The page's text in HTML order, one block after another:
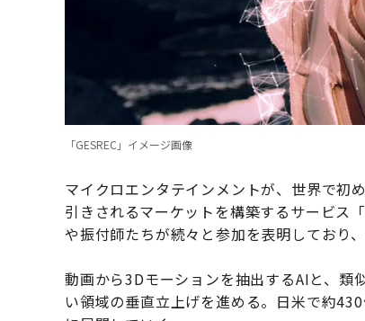
「GESREC」イメージ画像
マイクロエンタテインメントが、世界で初
引きされるマーケットを構築するサービス
や振付師たちが続々と参加を表明しており
動画から3Dモーションを抽出するAIと、類
い領域の垂直立上げを進める。日米で約